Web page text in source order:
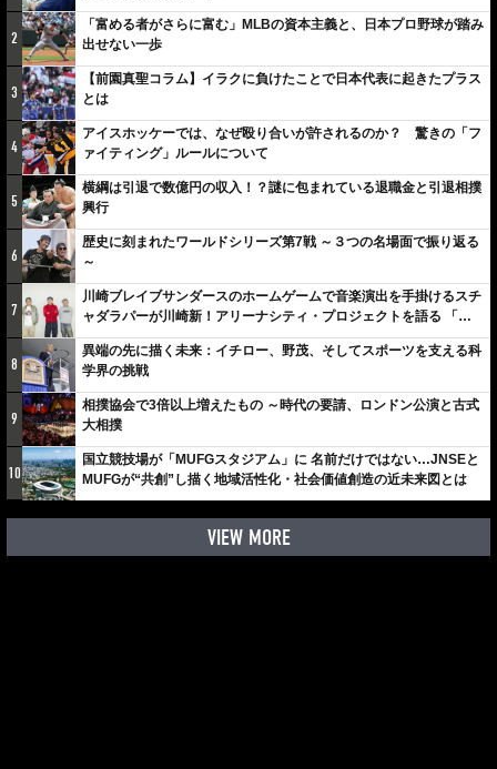
2
「富める者がさらに富む」MLBの資本主義と、日本プロ野球が踏み
出せない一歩
3
【前園真聖コラム】イラクに負けたことで日本代表に起きたプラス
とは
4
アイスホッケーでは、なぜ殴り合いが許されるのか？ 驚きの「フ
ァイティング」ルールについて
5
横綱は引退で数億円の収入！？謎に包まれている退職金と引退相撲
興行
6
歴史に刻まれたワールドシリーズ第7戦 ～３つの名場面で振り返る
～
7
川崎ブレイブサンダースのホームゲームで音楽演出を手掛けるスチ
ャダラパーが川崎新！アリーナシティ・プロジェクトを語る 「楽
しみでしかないでしょ。川崎は、ずっと成長曲線だから」
8
異端の先に描く未来：イチロー、野茂、そしてスポーツを支える科
学界の挑戦
9
相撲協会で3倍以上増えたもの ～時代の要請、ロンドン公演と古式
大相撲
10
国立競技場が「MUFGスタジアム」に 名前だけではない…JNSEと
MUFGが“共創”し描く地域活性化・社会価値創造の近未来図とは
VIEW MORE